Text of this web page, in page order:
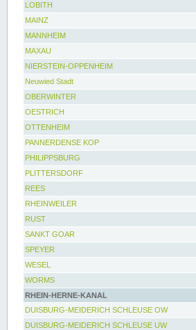
LOBITH
MAINZ
MANNHEIM
MAXAU
NIERSTEIN-OPPENHEIM
Neuwied Stadt
OBERWINTER
OESTRICH
OTTENHEIM
PANNERDENSE KOP
PHILIPPSBURG
PLITTERSDORF
REES
RHEINWEILER
RUST
SANKT GOAR
SPEYER
WESEL
WORMS
RHEIN-HERNE-KANAL
DUISBURG-MEIDERICH SCHLEUSE OW
DUISBURG-MEIDERICH SCHLEUSE UW